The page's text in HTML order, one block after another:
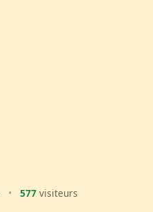
• 577 visiteurs